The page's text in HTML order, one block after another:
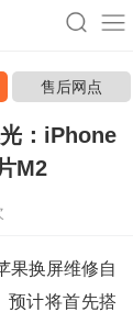
售后网点
：iPhone
M2
果换屏维修自
预计将首先搭